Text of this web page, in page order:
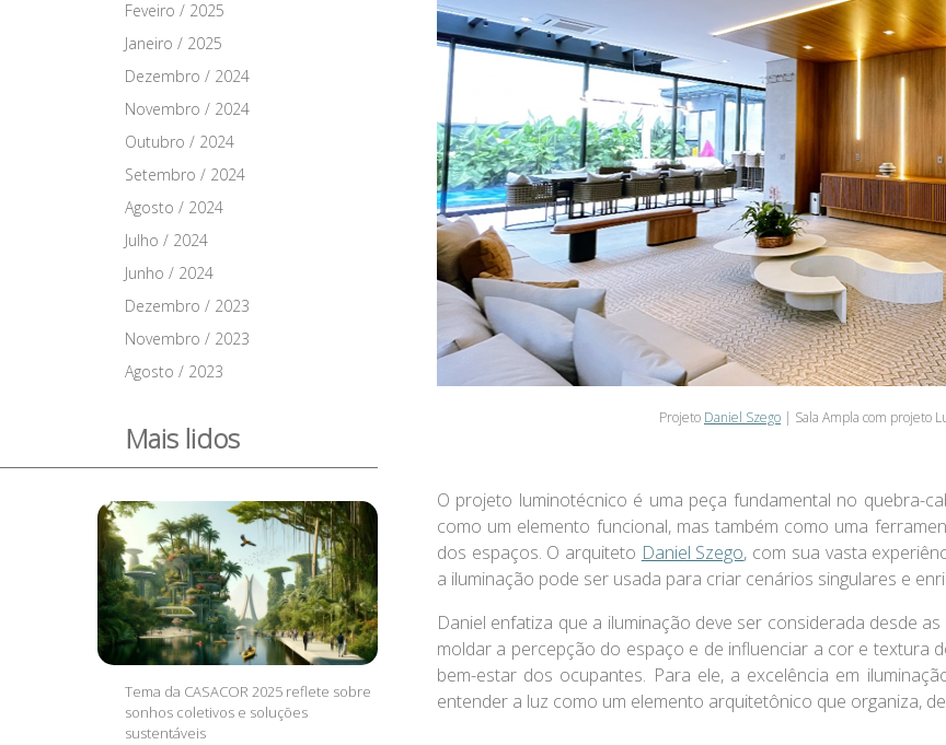
Feveiro / 2025
Janeiro / 2025
Dezembro / 2024
Novembro / 2024
Outubro / 2024
Setembro / 2024
Agosto / 2024
Julho / 2024
Junho / 2024
Dezembro / 2023
Novembro / 2023
Agosto / 2023
Mais lidos
Tema da CASACOR 2025 reflete sobre
sonhos coletivos e soluções
sustentáveis
Projeto Daniel Szego | Sala Ampla com projeto
O projeto luminotécnico é uma peça fundamental no quebra-
como um elemento funcional, mas também como uma
dos espaços. O arquiteto Daniel Szego, com sua vasta
a iluminação pode ser usada para criar cenários singulares e
Daniel enfatiza que a iluminação deve ser considerada desde
moldar a percepção do espaço e de influenciar a cor e textura
bem-estar dos ocupantes. Para ele, a excelência em
entender a luz como um elemento arquitetônico que organiza,